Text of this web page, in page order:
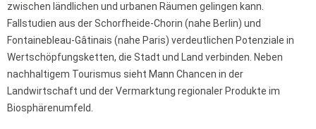
zwischen ländlichen und urbanen Räumen gelingen kann.
Fallstudien aus der Schorfheide-Chorin (nahe Berlin) und
Fontainebleau-Gâtinais (nahe Paris) verdeutlichen Potenziale in
Wertschöpfungsketten, die Stadt und Land verbinden. Neben
nachhaltigem Tourismus sieht Mann Chancen in der
Landwirtschaft und der Vermarktung regionaler Produkte im
Biosphärenumfeld.